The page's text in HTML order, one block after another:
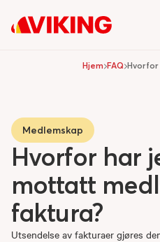
Hjem FAQ
Medlemskap
Hvorfor har
mottatt
faktura?
Utsendelse av fakturaer gjøres